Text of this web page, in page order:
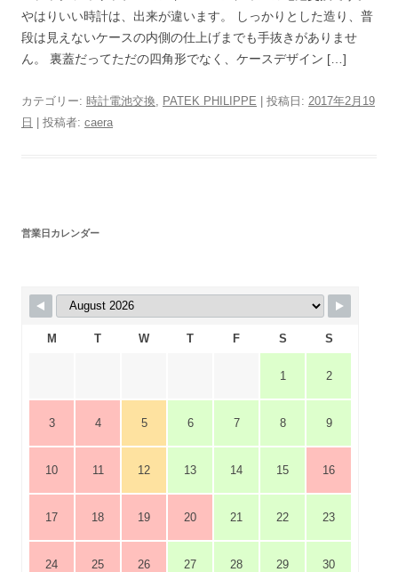
やはりいい時計は、出来が違います。 しっかりとした造り、普
段は見えないケースの内側の仕上げまでも手抜きがありませ
ん。 裏蓋だってただの四角形でなく、ケースデザイン […]
カテゴリー: 時計電池交換 PATEK PHILIPPE | 投稿日: 2017年2月19
日 | 投稿者: caera
営業日カレンダー
M T W T F S S
1 2
3 4 5 6 7 8 9
10 11 12 13 14 15 16
17 18 19 20 21 22 23
24 25 26 27 28 29 30